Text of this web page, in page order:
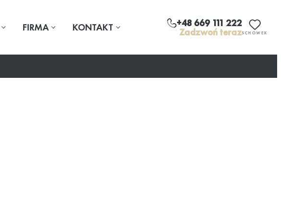
FIRMA KONTAKT +48 669 111 222
Zadzwoń terazSCHOWEK